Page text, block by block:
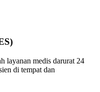
layanan medis darurat 24
di tempat dan